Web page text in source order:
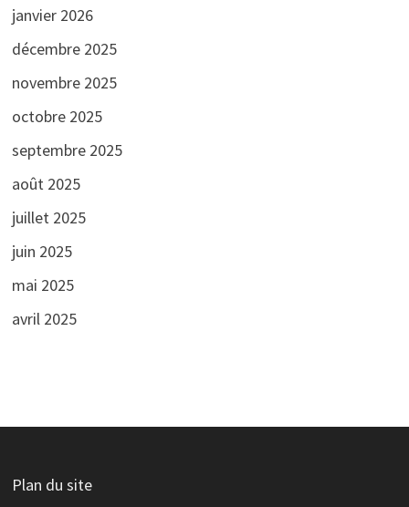
janvier 2026
décembre 2025
novembre 2025
octobre 2025
septembre 2025
août 2025
juillet 2025
juin 2025
mai 2025
avril 2025
Plan du site